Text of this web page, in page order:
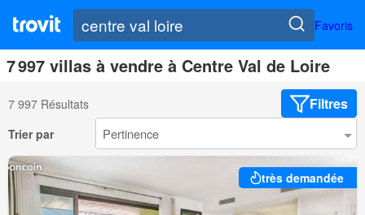
Favoris
7 997 villas à vendre à Centre Val de Loire
7 997 Résultats Filtres
Trier par
très demandée